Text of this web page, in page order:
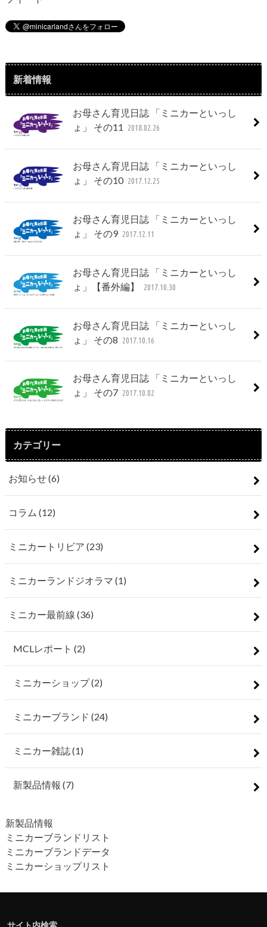
新着情報
お母さん育児日誌 「ミニカーといっし
ょ」 その11
2018.02.26
お母さん育児日誌 「ミニカーといっし
ょ」 その10 2017.12.25
お母さん育児日誌 「ミニカーといっし
ょ」 その9 2017.12.11
お母さん育児日誌 「ミニカーといっし
ょ」【番外編】
2017.10.30
お母さん育児日誌 「ミニカーといっし
ょ」 その8 2017.10.16
お母さん育児日誌 「ミニカーといっし
ょ」 その7 2017.10.02
カテゴリー
お知らせ(6)
コラム (12)
ミニカートリビア (23)
ミニカーランドジオラマ (1)
ミニカー最前線 (36)
MCLレポート (2)
ミニカーショップ(2)
ミニカーブランド (24)
ミニカー雑誌(1)
新製品情報 (7)
新製品情報
ミニカーブランドリスト
ミニカーブランドデータ
ミニカーショップリスト
サイト内検索